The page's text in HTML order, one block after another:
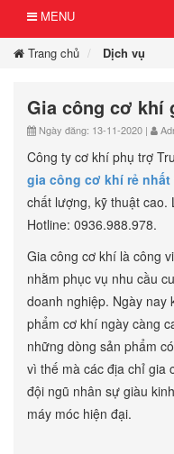
MENU
Trang chủ Dịch vụ
Gia công cơ khí
Ngày đăng: 13-11-2020 |
Công ty cơ khí phụ trợ
gia công cơ khí rẻ nhất
chất lượng, kỹ thuật cao.
Hotline: 0936.988.978.
Gia công cơ khí là công
nhằm phục vụ nhu cầu
doanh nghiệp. Ngày nay
phẩm cơ khí ngày càng
những dòng sản phẩm
vì thế mà các địa chỉ gia
đội ngũ nhân sự giàu
máy móc hiện đại.